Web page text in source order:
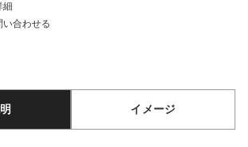
細
い合わせる
イメージ